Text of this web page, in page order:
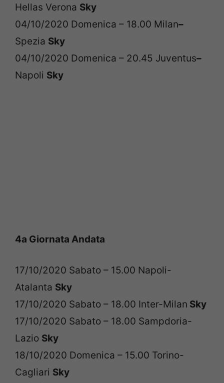
Hellas Verona Sky
04/10/2020 Domenica – 18.00 Milan–
Spezia Sky
04/10/2020 Domenica – 20.45 Juventus–
Napoli Sky
4a Giornata Andata
17/10/2020 Sabato – 15.00 Napoli-
Atalanta Sky
17/10/2020 Sabato – 18.00 Inter-Milan Sky
17/10/2020 Sabato – 18.00 Sampdoria-
Lazio Sky
18/10/2020 Domenica – 15.00 Torino-
Cagliari Sky